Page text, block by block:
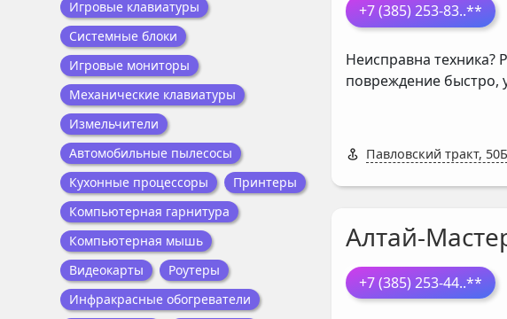
Игровые клавиатуры
Системные блоки
Игровые мониторы
Механические клавиатуры
Измельчители
Автомобильные пылесосы
Кухонные процессоры
Принтеры
Компьютерная гарнитура
Компьютерная мышь
Видеокарты
Роутеры
Инфракрасные обогреватели
+7 (385) 253-83..**
Неисправна техника?
повреждение быстро,
Павловский тракт, 50Б
Алтай-
+7 (385) 253-44..**